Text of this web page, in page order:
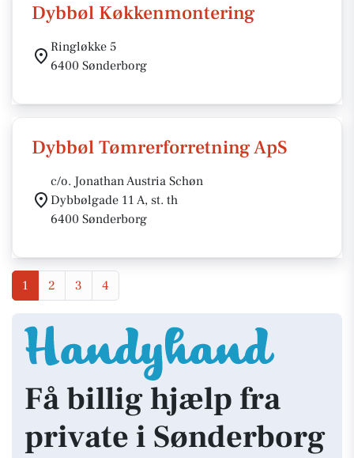
Dybbøl Køkkenmontering
Ringløkke 5
6400 Sønderborg
Dybbøl Tømrerforretning ApS
c/o. Jonathan Austria Schøn
Dybbølgade 11 A, st. th
6400 Sønderborg
1 2 3 4
Få billig hjælp fra
private i Sønderborg